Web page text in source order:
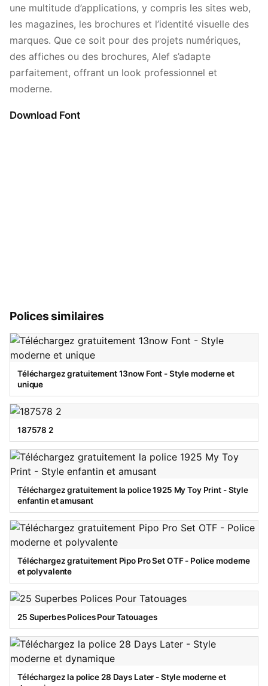
une multitude d’applications, y compris les sites web,
les magazines, les brochures et l’identité visuelle des
marques. Que ce soit pour des projets numériques,
des affiches ou des brochures, Alef s’adapte
parfaitement, offrant un look professionnel et
moderne.
Download Font
Polices similaires
Téléchargez gratuitement 13now Font - Style moderne et
unique
187578 2
Téléchargez gratuitement la police 1925 My Toy Print - Style
enfantin et amusant
Téléchargez gratuitement Pipo Pro Set OTF - Police moderne
et polyvalente
25 Superbes Polices Pour Tatouages
Téléchargez la police 28 Days Later - Style moderne et